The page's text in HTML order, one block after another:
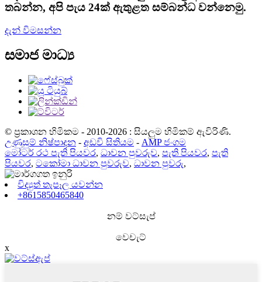
තබන්න, අපි පැය 24ක් ඇතුළත සම්බන්ධ වන්නෙමු.
දැන් විමසන්න
සමාජ මාධ්‍ය
© ප්‍රකාශන හිමිකම - 2010-2026 : සියලුම හිමිකම් ඇවිරිණි.
උණුසුම් නිෂ්පාදන - අඩවි සිතියම - AMP ජංගම
මෝටර් රථ පැති පියවර, ධාවන පුවරුව, පැති පියවර, පැති
පියවර, ටකෝමා ධාවන පුවරුව, ධාවන පුවරු,
විද්‍යුත් තැපෑල යවන්න
+8615850465840
නම් වට්සැප්
වෙචැට්
x